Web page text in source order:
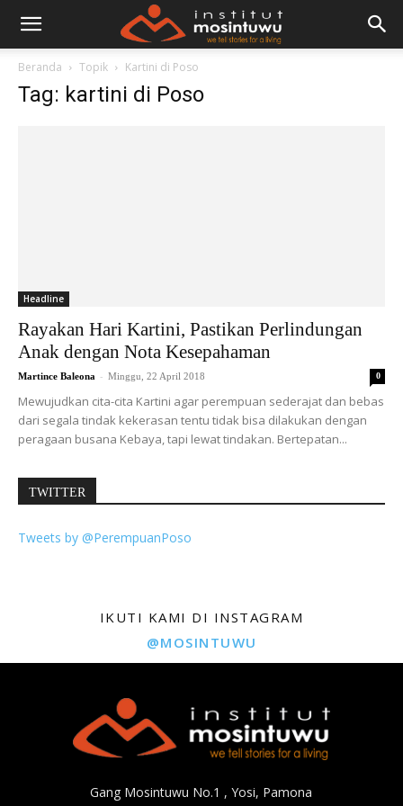
Beranda Topik Kartini di Poso
Tag: kartini di Poso
Headline
Rayakan Hari Kartini, Pastikan Perlindungan
Anak dengan Nota Kesepahaman
Martince Baleona - Minggu, 22 April 2018 0
Mewujudkan cita-cita Kartini agar perempuan sederajat dan bebas
dari segala tindak kekerasan tentu tidak bisa dilakukan dengan
peragaan busana Kebaya, tapi lewat tindakan. Bertepatan...
TWITTER
Tweets by @PerempuanPoso
IKUTI KAMI DI INSTAGRAM
@MOSINTUWU
Gang Mosintuwu No.1 , Yosi, Pamona